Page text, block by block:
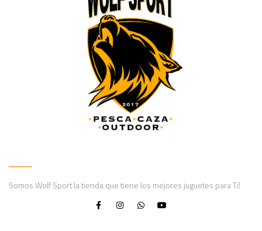
Somos Wolf Sport la tienda que tiene los mejores juguetes para Ti!